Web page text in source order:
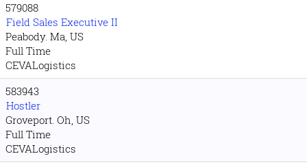
579088
Field Sales Executive II
Peabody. Ma, US
Full Time
CEVALogistics
583943
Hostler
Groveport. Oh, US
Full Time
CEVALogistics